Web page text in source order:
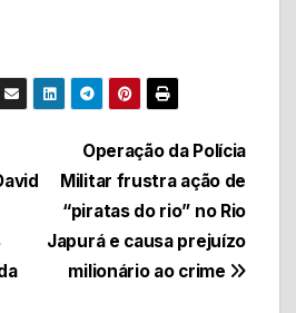
Operação da Polícia
Militar frustra ação de
“piratas do rio” no Rio
Japurá e causa prejuízo
milionário ao crime